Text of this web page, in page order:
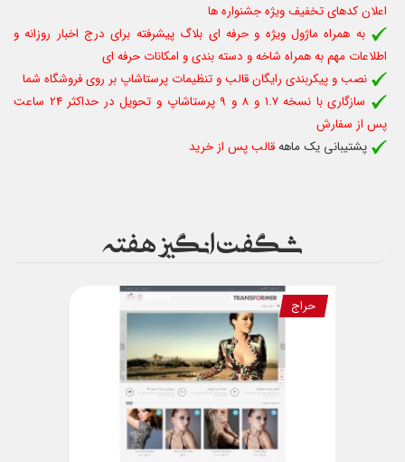
اعلان کدهای تخفیف ویژه جشنواره ها
به همراه ماژول ویژه و حرفه ای بلاگ پیشرفته برای درج اخبار روزانه و
اطلاعات مهم به همراه شاخه و دسته بندی و امکانات حرفه ای
نصب و پیکربندی رایگان قالب و تنظیمات پرستاشاپ بر روی فروشگاه شما
سازگاری با نسخه 1.7 و 8 و 9 پرستاشاپ و تحویل در حداکثر 24 ساعت
پس از سفارش
پشتیبانی یک ماههقالب پس از خرید
شگفت انگیز هفته
حراج